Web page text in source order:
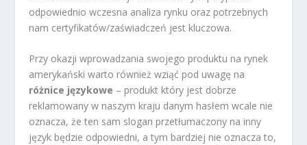
odpowiednio wczesna analiza rynku oraz potrzebnych
nam certyfikatów/zaświadczeń jest kluczowa.
Przy okazji wprowadzania swojego produktu na rynek
amerykański warto również wziąć pod uwagę na
różnice językowe – produkt który jest dobrze
reklamowany w naszym kraju danym hasłem wcale nie
oznacza, że ten sam slogan przetłumaczony na inny
język będzie odpowiedni, a tym bardziej nie oznacza to,